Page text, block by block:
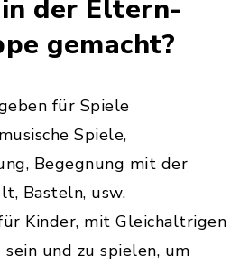
der Eltern-
gemacht?
für Spiele
Spiele,
Begegnung mit der
Basteln, usw.
Kinder, mit Gleichaltrigen
sein und zu spielen, um